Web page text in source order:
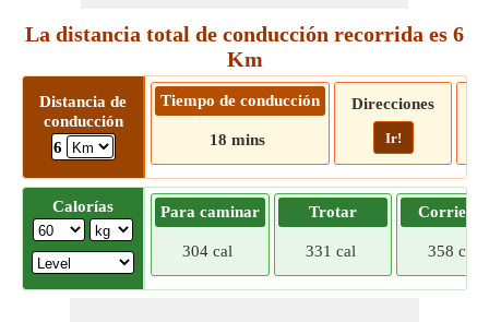
La distancia total de conducción recorrida es 6
Km
Distancia de
conducción
6
Tiempo de conducción
18 mins
Direcciones
Ir!
Calorías Para caminar
304 cal
Trotar
331 cal 358 cal